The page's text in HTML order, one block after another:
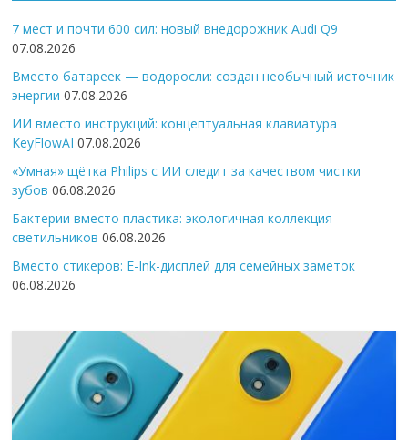
7 мест и почти 600 сил: новый внедорожник Audi Q9
07.08.2026
Вместо батареек — водоросли: создан необычный источник
энергии 07.08.2026
ИИ вместо инструкций: концептуальная клавиатура
KeyFlowAI 07.08.2026
«Умная» щётка Philips с ИИ следит за качеством чистки
зубов 06.08.2026
Бактерии вместо пластика: экологичная коллекция
светильников 06.08.2026
Вместо стикеров: E-Ink-дисплей для семейных заметок
06.08.2026